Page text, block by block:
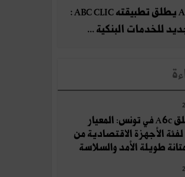
بنك ABC يطلق تطبيقته ABC CLIC :
للخدمات البنكية ...
أوبو تطلق A6c في تونس: المعيار
الأجهزة الاقتصادية من
طويلة الأمد والسلاسة